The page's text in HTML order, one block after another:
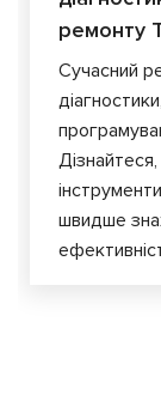
ремонту
Сучасний
швидше